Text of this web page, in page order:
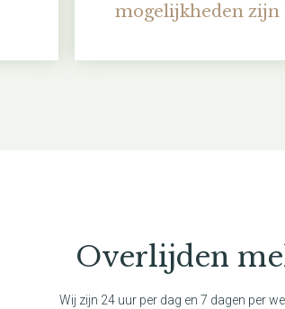
mogelijkheden zijn
Overlijden
Wij zijn 24 uur per dag en 7 dagen per